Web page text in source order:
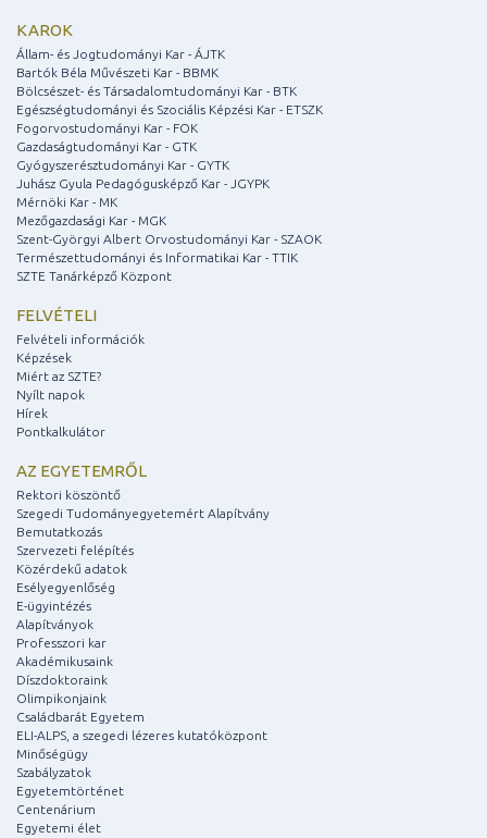
KAROK
Állam- és Jogtudományi Kar - ÁJTK
Bartók Béla Művészeti Kar - BBMK
Bölcsészet- és Társadalomtudományi Kar - BTK
Egészségtudományi és Szociális Képzési Kar - ETSZK
Fogorvostudományi Kar - FOK
Gazdaságtudományi Kar - GTK
Gyógyszerésztudományi Kar - GYTK
Juhász Gyula Pedagógusképző Kar - JGYPK
Mérnöki Kar - MK
Mezőgazdasági Kar - MGK
Szent-Györgyi Albert Orvostudományi Kar - SZAOK
Természettudományi és Informatikai Kar - TTIK
SZTE Tanárképző Központ
FELVÉTELI
Felvételi információk
Képzések
Miért az SZTE?
Nyílt napok
Hírek
Pontkalkulátor
AZ EGYETEMRŐL
Rektori köszöntő
Szegedi Tudományegyetemért Alapítvány
Bemutatkozás
Szervezeti felépítés
Közérdekű adatok
Esélyegyenlőség
E-ügyintézés
Alapítványok
Professzori kar
Akadémikusaink
Díszdoktoraink
Olimpikonjaink
Családbarát Egyetem
ELI-ALPS, a szegedi lézeres kutatóközpont
Minőségügy
Szabályzatok
Egyetemtörténet
Centenárium
Egyetemi élet